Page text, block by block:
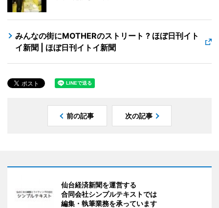
みんなの街にMOTHERのストリート ? ほぼ日刊イト
イ新聞 | ほぼ日刊イトイ新聞
前の記事 次の記事
仙台経済新聞を運営する
合同会社シンプルテキストでは
編集・執筆業務を承っています